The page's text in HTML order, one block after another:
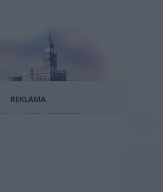
REKLAMA